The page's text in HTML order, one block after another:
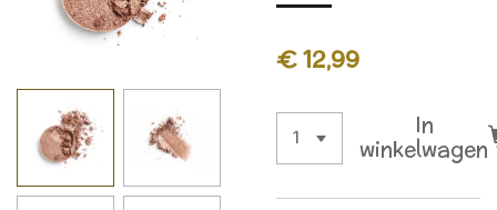
€ 12,99
In
winkelwagen